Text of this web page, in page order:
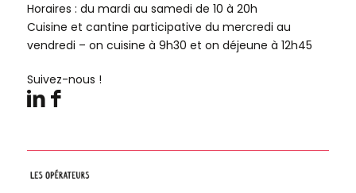
Horaires : du mardi au samedi de 10 à 20h
Cuisine et cantine participative du mercredi au
vendredi – on cuisine à 9h30 et on déjeune à 12h45
Suivez-nous !